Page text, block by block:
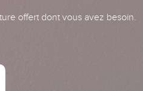
offert dont vous avez besoin.